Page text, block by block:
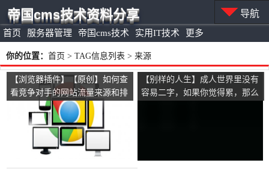
首页 服务器管理 帝国cms技术 实用IT技术 更多
帝国cms技术资料分享 导航
你的位置： 首页 > TAG信息列表 > 来源
【浏览器插件】【原创】如何查
看竞争对手的网站流量来源和排
【别样的人生】成人世界里没有
容易二字，如果你觉得累，那么